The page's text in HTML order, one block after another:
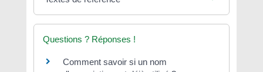
Questions ? Réponses !
Comment savoir si un nom